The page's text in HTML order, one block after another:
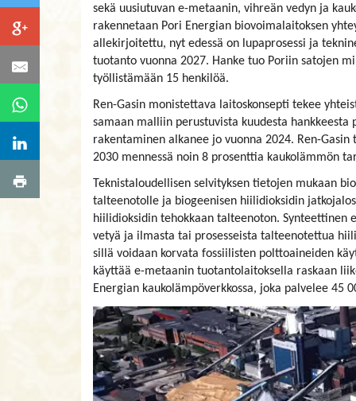
sekä uusiutuvan e-metaanin, vihreän vedyn ja
rakennetaan Pori Energian biovoimalaitoksen
allekirjoitettu, nyt edessä on lupaprosessi ja
tuotanto vuonna 2027. Hanke tuo Poriin satojen
työllistämään 15 henkilöä.
Ren-Gasin monistettava laitoskonsepti tekee
samaan malliin perustuvista kuudesta
rakentaminen alkanee jo vuonna 2024. Ren-
2030 mennessä noin 8 prosenttia kaukolämmön
Teknistaloudellisen selvityksen tietojen mukaan
talteenotolle ja biogeenisen hiilidioksidin
hiilidioksidin tehokkaan talteenoton. Synteettinen
vetyä ja ilmasta tai prosesseista talteenotettua
sillä voidaan korvata fossiilisten polttoaineiden
käyttää e-metaanin tuotantolaitoksella raskaan
Energian kaukolämpöverkkossa, joka palvelee 45